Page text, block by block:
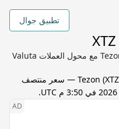
تطبيق جوال
تحويل زلوتي بولندي (PLN) إلى Tezon (XTZ) مع محول العملات Valuta
Tezon (XTZ
) — سعر منتصف
.